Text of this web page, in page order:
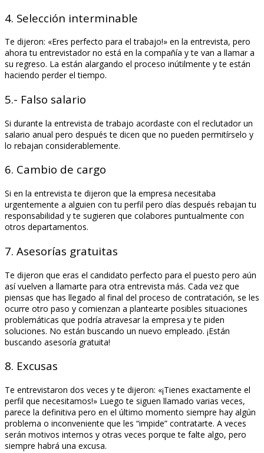
4. Selección interminable
Te dijeron: «Eres perfecto para el trabajo!» en la entrevista, pero
ahora tu entrevistador no está en la compañía y te van a llamar a
su regreso. La están alargando el proceso inútilmente y te están
haciendo perder el tiempo.
5.- Falso salario
Si durante la entrevista de trabajo acordaste con el reclutador un
salario anual pero después te dicen que no pueden permitírselo y
lo rebajan considerablemente.
6. Cambio de cargo
Si en la entrevista te dijeron que la empresa necesitaba
urgentemente a alguien con tu perfil pero días después rebajan tu
responsabilidad y te sugieren que colabores puntualmente con
otros departamentos.
7. Asesorías gratuitas
Te dijeron que eras el candidato perfecto para el puesto pero aún
así vuelven a llamarte para otra entrevista más. Cada vez que
piensas que has llegado al final del proceso de contratación, se les
ocurre otro paso y comienzan a plantearte posibles situaciones
problemáticas que podría atravesar la empresa y te piden
soluciones. No están buscando un nuevo empleado. ¡Están
buscando asesoría gratuita!
8. Excusas
Te entrevistaron dos veces y te dijeron: «¡Tienes exactamente el
perfil que necesitamos!» Luego te siguen llamado varias veces,
parece la definitiva pero en el último momento siempre hay algún
problema o inconveniente que les “impide” contratarte. A veces
serán motivos internos y otras veces porque te falte algo, pero
siempre habrá una excusa.